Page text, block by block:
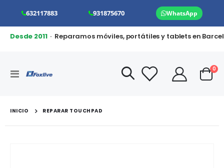
632117883 931875670 WhatsApp
Desde 2011· Reparamos móviles, portátiles y tablets en
Toggle
Cart
0
INICIO REPARAR TOUCHPAD